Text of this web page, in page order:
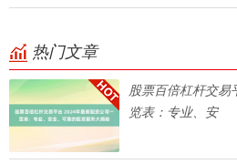
热门文章
股票百倍杠杆交
览表：专业、安